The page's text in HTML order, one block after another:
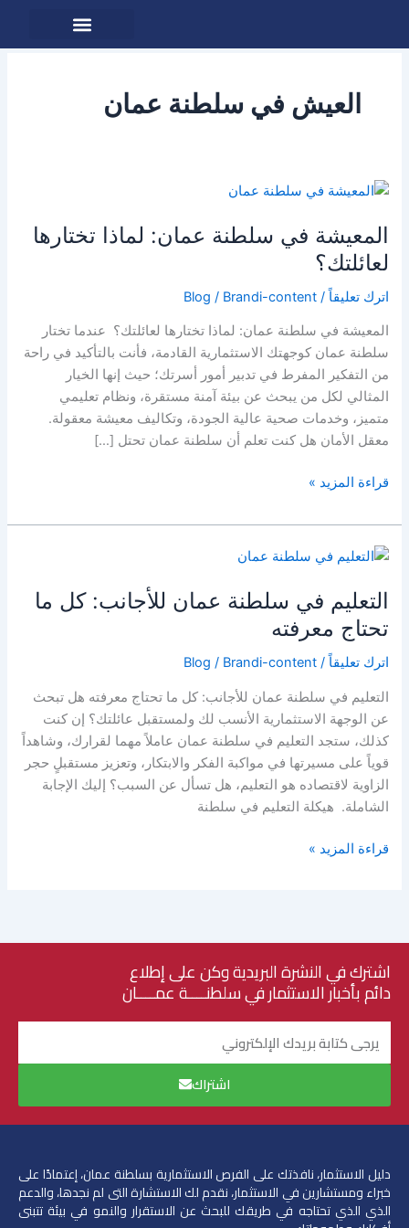
المحتوى
العيش في سلطنة عمان
المعيشة في سلطنة عمان: لماذا تختارها
لعائلتك؟
اترك تعليقاً /
Blog / Brandi-content
المعيشة في سلطنة عمان: لماذا تختارها لعائلتك؟ عندما تختار
سلطنة عمان كوجهتك الاستثمارية القادمة، فأنت بالتأكيد في راحة
من التفكير المفرط في تدبير أمور أسرتك؛ حيث إنها الخيار
المثالي لكل من يبحث عن بيئة آمنة مستقرة، ونظام تعليمي
متميز، وخدمات صحية عالية الجودة، وتكاليف معيشة معقولة.
معقل الأمان هل كنت تعلم أن سلطنة عمان تحتل […]
المعيشة
سلطنة
عمان:
تختارها
لعائلتك؟
قراءة المزيد »
التعليم في سلطنة عمان للأجانب: كل ما
تحتاج معرفته
اترك تعليقاً /
Blog / Brandi-content
التعليم في سلطنة عمان للأجانب: كل ما تحتاج معرفته هل تبحث
عن الوجهة الاستثمارية الأنسب لك ولمستقبل عائلتك؟ إن كنت
كذلك، ستجد التعليم في سلطنة عمان عاملاً مهما لقرارك، وشاهداً
قوياً على مسيرتها في مواكبة الفكر والابتكار، وتعزيز مستقبلٍ حجر
الزاوية لاقتصاده هو التعليم، هل تسأل عن السبب؟ إليك الإجابة
الشاملة. هيكلة التعليم في سلطنة
التعليم
سلطنة
عمان
للأجانب:
كل
تحتاج
معرفته
قراءة المزيد »
اشترك في النشرة البريدية وكن على إطلاع
دائم بأخبار الاستثمار في سلطنــــة عمــــان
الإلكتروني
اشتراك
دليل الاستثمار، نافذتك على الفرص الاستثمارية بسلطنة عمان، إعتمادًا على
خبراء ومستشارين في الاستثمار،نقدم لك الاستشارة التى لم نجدها، والدعم
الذي الذي تحتاجه في طريقك للبحث عن الاستقرار والنمو في بيئة تتبنى